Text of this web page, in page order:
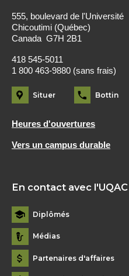
555, boulevard de l'Université
Chicoutimi (Québec)
Canada G7H 2B1
418 545-5011
1 800 463-9880 (sans frais)
Situer Bottin
Heures d'ouvertures
Vers un campus durable
En contact avec l'UQAC
Diplômés
Médias
Partenaires d'affaires